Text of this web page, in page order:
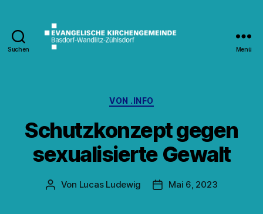
Suchen Menü
Kategorien
VON .INFO
Schutzkonzept gegen
sexualisierte Gewalt
Beitragsautor
Von Lucas Ludewig Veröffentlichungsdatum
Mai 6, 2023